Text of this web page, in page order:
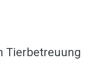
Tierbetreuung